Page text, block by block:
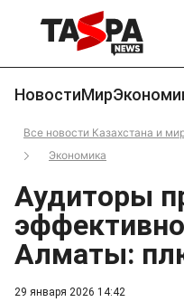
НовостиМир
Все новости Казахстана и
Экономика
29 января 2026 14:42
Аудиторы
Алматы: